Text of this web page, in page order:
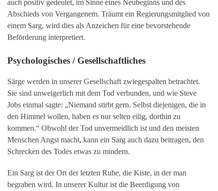
auch positiv gedeutet, im Sinne eines Neubeginns und des
Abschieds von Vergangenem. Träumt ein Regierungsmitglied von
einem Sarg, wird dies als Anzeichen für eine bevorstehende
Beförderung interpretiert.
Psychologisches / Gesellschaftliches
Särge werden in unserer Gesellschaft zwiegespalten betrachtet.
Sie sind unweigerlich mit dem Tod verbunden, und wie Steve
Jobs einmal sagte: „Niemand stirbt gern. Selbst diejenigen, die in
den Himmel wollen, haben es nur selten eilig, dorthin zu
kommen.“ Obwohl der Tod unvermeidlich ist und den meisten
Menschen Angst macht, kann ein Sarg auch dazu beitragen, den
Schrecken des Todes etwas zu mindern.
Ein Sarg ist der Ort der letzten Ruhe, die Kiste, in der man
begraben wird. In unserer Kultur ist die Beerdigung von